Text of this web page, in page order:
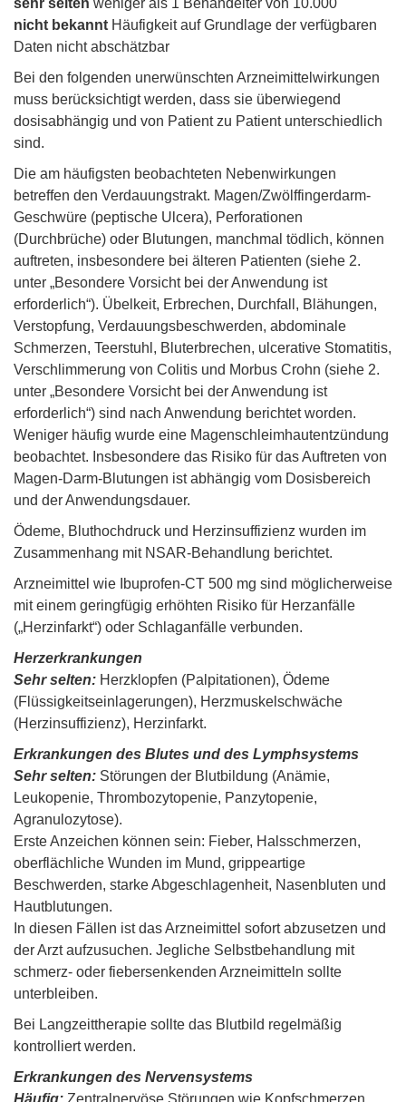
sehr selten weniger als 1 Behandelter von 10.000
nicht bekannt Häufigkeit auf Grundlage der verfügbaren
Daten nicht abschätzbar
Bei den folgenden unerwünschten Arzneimittelwirkungen
muss berücksichtigt werden, dass sie überwiegend
dosisabhängig und von Patient zu Patient unterschiedlich
sind.
Die am häufigsten beobachteten Nebenwirkungen
betreffen den Verdauungstrakt. Magen/Zwölffingerdarm-
Geschwüre (peptische Ulcera), Perforationen
(Durchbrüche) oder Blutungen, manchmal tödlich, können
auftreten, insbesondere bei älteren Patienten (siehe 2.
unter „Besondere Vorsicht bei der Anwendung ist
erforderlich“). Übelkeit, Erbrechen, Durchfall, Blähungen,
Verstopfung, Verdauungsbeschwerden, abdominale
Schmerzen, Teerstuhl, Bluterbrechen, ulcerative Stomatitis,
Verschlimmerung von Colitis und Morbus Crohn (siehe 2.
unter „Besondere Vorsicht bei der Anwendung ist
erforderlich“) sind nach Anwendung berichtet worden.
Weniger häufig wurde eine Magenschleimhautentzündung
beobachtet. Insbesondere das Risiko für das Auftreten von
Magen-Darm-Blutungen ist abhängig vom Dosisbereich
und der Anwendungsdauer.
Ödeme, Bluthochdruck und Herzinsuffizienz wurden im
Zusammenhang mit NSAR-Behandlung berichtet.
Arzneimittel wie Ibuprofen-CT 500 mg sind möglicherweise
mit einem geringfügig erhöhten Risiko für Herzanfälle
(„Herzinfarkt“) oder Schlaganfälle verbunden.
Herzerkrankungen
Sehr selten: Herzklopfen (Palpitationen), Ödeme
(Flüssigkeitseinlagerungen), Herzmuskelschwäche
(Herzinsuffizienz), Herzinfarkt.
Erkrankungen des Blutes und des Lymphsystems
Sehr selten: Störungen der Blutbildung (Anämie,
Leukopenie, Thrombozytopenie, Panzytopenie,
Agranulozytose).
Erste Anzeichen können sein: Fieber, Halsschmerzen,
oberflächliche Wunden im Mund, grippeartige
Beschwerden, starke Abgeschlagenheit, Nasenbluten und
Hautblutungen.
In diesen Fällen ist das Arzneimittel sofort abzusetzen und
der Arzt aufzusuchen. Jegliche Selbstbehandlung mit
schmerz- oder fiebersenkenden Arzneimitteln sollte
unterbleiben.
Bei Langzeittherapie sollte das Blutbild regelmäßig
kontrolliert werden.
Erkrankungen des Nervensystems
Häufig: Zentralnervöse Störungen wie Kopfschmerzen,